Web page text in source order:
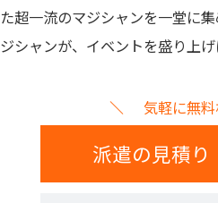
た超一流のマジシャンを一堂に集
ジシャンが、イベントを盛り上げ
気軽に無料
派遣の見積り